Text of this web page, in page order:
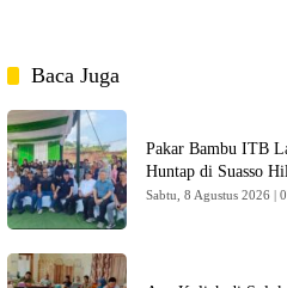
Baca Juga
Pakar Bambu ITB
Huntap di Suasso
Sabtu, 8 Agustus 2026 |